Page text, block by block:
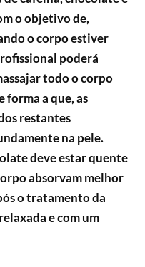
o objetivo de,
o corpo estiver
poderá
todo o corpo
forma a que, as
restantes
na pele.
deve estar quente
absorvam melhor
o tratamento da
e com um